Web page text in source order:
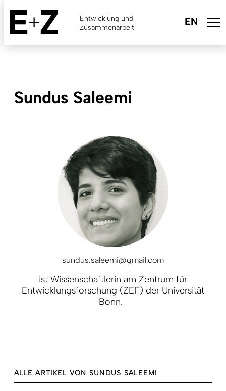
Skip
main
content
Entwicklung und
Zusammenarbeit
Sundus Saleemi
sundus.saleemi@gmail.com
ist Wissenschaftlerin am Zentrum für
Entwicklungsforschung (ZEF) der Universität
Bonn.
ALLE ARTIKEL VON SUNDUS SALEEMI